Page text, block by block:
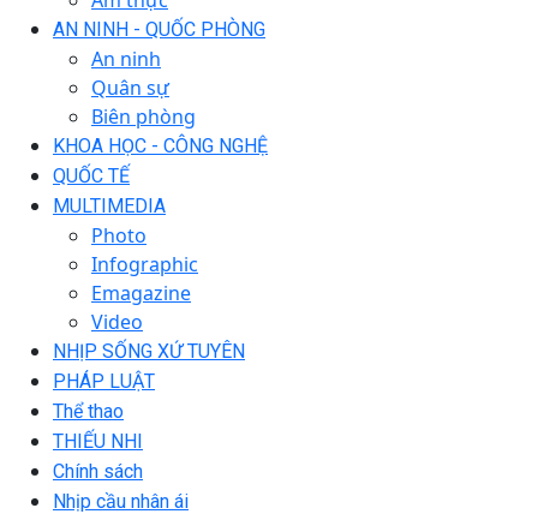
AN NINH - QUỐC PHÒNG
An ninh
Quân sự
Biên phòng
KHOA HỌC - CÔNG NGHỆ
QUỐC TẾ
MULTIMEDIA
Photo
Infographic
Emagazine
Video
NHỊP SỐNG XỨ TUYÊN
PHÁP LUẬT
Thể thao
THIẾU NHI
Chính sách
Nhịp cầu nhân ái